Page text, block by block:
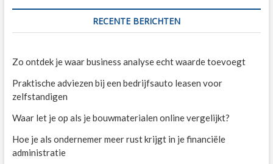
RECENTE BERICHTEN
Zo ontdek je waar business analyse echt waarde toevoegt
Praktische adviezen bij een bedrijfsauto leasen voor
zelfstandigen
Waar let je op als je bouwmaterialen online vergelijkt?
Hoe je als ondernemer meer rust krijgt in je financiële
administratie